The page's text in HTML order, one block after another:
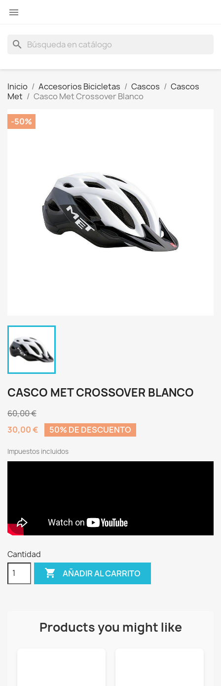

search
Inicio Accesorios Bicicletas Cascos
Cascos
Met
Casco Met Crossover Blanco
-50%
CASCO MET CROSSOVER BLANCO
60,00 €
30,00 €
50% DE DESCUENTO
Impuestos incluidos
Cantidad
 AÑADIR AL CARRITO
Products you might like